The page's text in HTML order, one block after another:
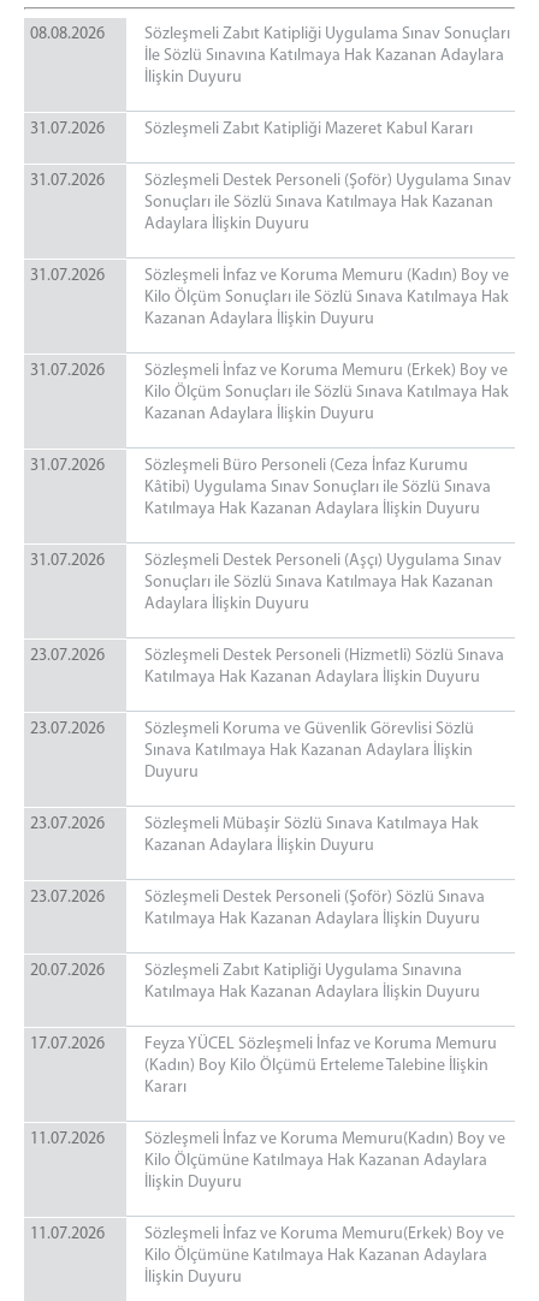
ADLİYEMİZ
ADALET KOMİSYONU
KOMİSYON BAŞKANI
KOMİSYON
İCRA MÜDÜRLÜĞÜ
SEÇİM MÜDÜRLÜĞÜ
MÜLHAKATLAR
MARMARAEREĞLİSİ ADLİYESİ
CEZA MAHKEMELERİ
HUKUK MAHKEMELERİ
CEZA İNFAZ KURUMLARIMIZ
08.08.2026
Sözleşmeli Zabıt Katipliği Uygulama Sınav Sonuçları
İle Sözlü Sınavına Katılmaya Hak Kazanan Adaylara
İlişkin Duyuru
31.07.2026 Sözleşmeli Zabıt Katipliği Mazeret Kabul Kararı
31.07.2026
Sözleşmeli Destek Personeli (Şoför) Uygulama Sınav
Sonuçları ile Sözlü Sınava Katılmaya Hak Kazanan
Adaylara İlişkin Duyuru
31.07.2026
Sözleşmeli İnfaz ve Koruma Memuru (Kadın) Boy ve
Kilo Ölçüm Sonuçları ile Sözlü Sınava Katılmaya Hak
Kazanan Adaylara İlişkin Duyuru
31.07.2026
Sözleşmeli İnfaz ve Koruma Memuru (Erkek) Boy ve
Kilo Ölçüm Sonuçları ile Sözlü Sınava Katılmaya Hak
Kazanan Adaylara İlişkin Duyuru
31.07.2026
Sözleşmeli Büro Personeli (Ceza İnfaz Kurumu
Kâtibi) Uygulama Sınav Sonuçları ile Sözlü Sınava
Katılmaya Hak Kazanan Adaylara İlişkin Duyuru
31.07.2026
Sözleşmeli Destek Personeli (Aşçı) Uygulama Sınav
Sonuçları ile Sözlü Sınava Katılmaya Hak Kazanan
Adaylara İlişkin Duyuru
23.07.2026
Sözleşmeli Destek Personeli (Hizmetli) Sözlü Sınava
Katılmaya Hak Kazanan Adaylara İlişkin Duyuru
23.07.2026
Sözleşmeli Koruma ve Güvenlik Görevlisi Sözlü
Sınava Katılmaya Hak Kazanan Adaylara İlişkin
Duyuru
23.07.2026
Sözleşmeli Mübaşir Sözlü Sınava Katılmaya Hak
Kazanan Adaylara İlişkin Duyuru
23.07.2026
Sözleşmeli Destek Personeli (Şoför) Sözlü Sınava
Katılmaya Hak Kazanan Adaylara İlişkin Duyuru
20.07.2026
Sözleşmeli Zabıt Katipliği Uygulama Sınavına
Katılmaya Hak Kazanan Adaylara İlişkin Duyuru
17.07.2026
Feyza YÜCEL Sözleşmeli İnfaz ve Koruma Memuru
(Kadın) Boy Kilo Ölçümü Erteleme Talebine İlişkin
Kararı
11.07.2026
Sözleşmeli İnfaz ve Koruma Memuru(Kadın) Boy ve
Kilo Ölçümüne Katılmaya Hak Kazanan Adaylara
İlişkin Duyuru
11.07.2026
Sözleşmeli İnfaz ve Koruma Memuru(Erkek) Boy ve
Kilo Ölçümüne Katılmaya Hak Kazanan Adaylara
İlişkin Duyuru